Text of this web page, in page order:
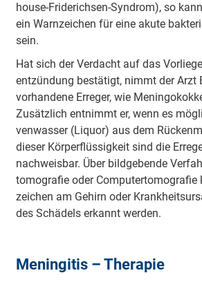
house-Fri­de­rich­sen-Syn­drom), so
ein Warn­zei­chen für ei­ne aku­te
sein.
Hat sich der Ver­dacht auf das
ent­zün­dung be­stä­tigt, nimmt der Arzt
vor­han­de­ne Er­re­ger, wie
Zu­sätz­lich ent­nimmt er, wenn es
ven­was­ser (Li­quor) aus dem
die­ser Kör­per­flüs­sig­keit sind die
nach­weis­bar. Über bild­ge­ben­de
to­mo­gra­fie oder
zei­chen am Ge­hirn oder
des Schä­dels er­kannt wer­den.
Meningitis – Therapie